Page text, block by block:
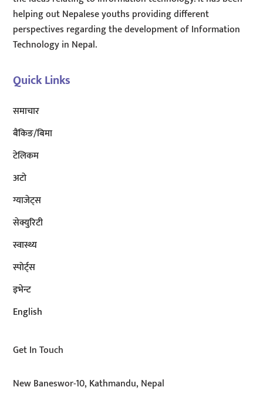
helping out Nepalese youths providing different
perspectives regarding the development of Information
Technology in Nepal.
Quick Links
समाचार
बैंकिङ/बिमा
टेलिकम
अटाे
ग्याजेट्स
सेक्युरिटी
स्वास्थ्य
स्पोर्ट्स
इभेन्ट
English
Get In Touch
New Baneswor-10, Kathmandu, Nepal